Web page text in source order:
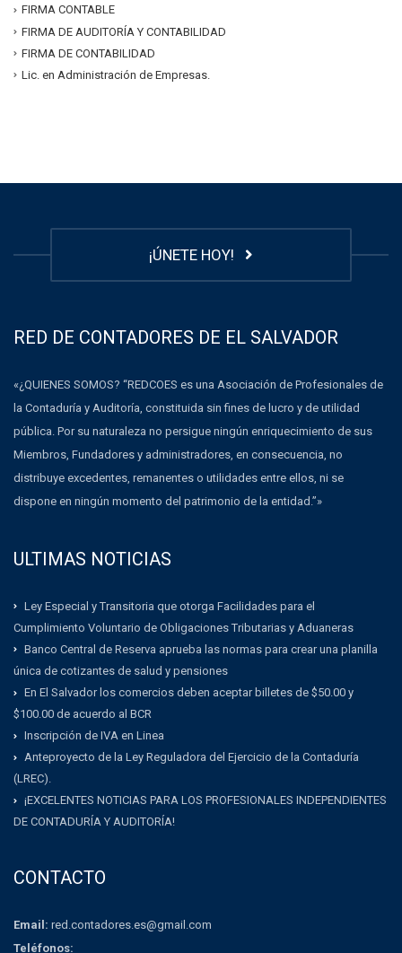
FIRMA CONTABLE
FIRMA DE AUDITORÍA Y CONTABILIDAD
FIRMA DE CONTABILIDAD
Lic. en Administración de Empresas.
¡ÚNETE HOY!
RED DE CONTADORES DE EL SALVADOR
«¿QUIENES SOMOS? “REDCOES es una Asociación de Profesionales de
la Contaduría y Auditoría, constituida sin fines de lucro y de utilidad
pública. Por su naturaleza no persigue ningún enriquecimiento de sus
Miembros, Fundadores y administradores, en consecuencia, no
distribuye excedentes, remanentes o utilidades entre ellos, ni se
dispone en ningún momento del patrimonio de la entidad.”»
ULTIMAS NOTICIAS
Ley Especial y Transitoria que otorga Facilidades para el
Cumplimiento Voluntario de Obligaciones Tributarias y Aduaneras
Banco Central de Reserva aprueba las normas para crear una planilla
única de cotizantes de salud y pensiones
En El Salvador los comercios deben aceptar billetes de $50.00 y
$100.00 de acuerdo al BCR
Inscripción de IVA en Linea
Anteproyecto de la Ley Reguladora del Ejercicio de la Contaduría
(LREC).
¡EXCELENTES NOTICIAS PARA LOS PROFESIONALES INDEPENDIENTES
DE CONTADURÍA Y AUDITORÍA!
CONTACTO
Email: red.contadores.es@gmail.com
Teléfonos: